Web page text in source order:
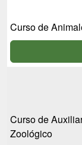
Curso de
Curso de
Zoológico